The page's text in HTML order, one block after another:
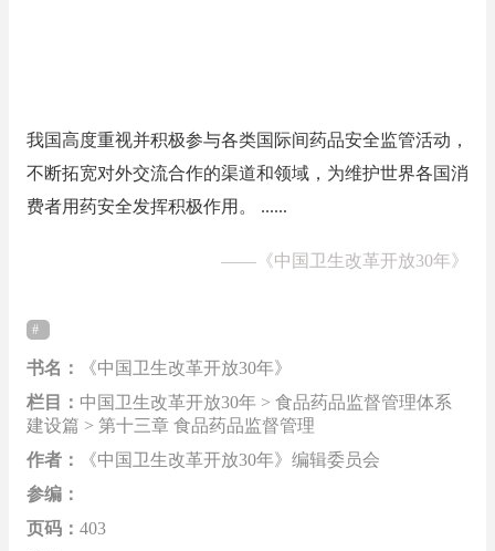
我国高度重视并积极参与各类国际间药品安全监管活动，
不断拓宽对外交流合作的渠道和领域，为维护世界各国消
费者用药安全发挥积极作用。 ......
—— 《中国卫生改革开放30年》
书名：
《中国卫生改革开放30年》
栏目： 中国卫生改革开放30年 > 食品药品监督管理体系
建设篇 > 第十三章 食品药品监督管理
作者：
《中国卫生改革开放30年》编辑委员会
参编：
页码： 403